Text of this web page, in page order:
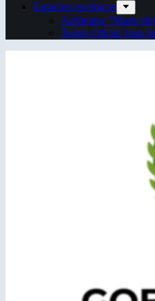
Espacios escénicos
Anfiteatro “Mario
Teatro Oficial Juan